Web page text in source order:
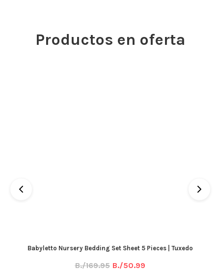
Productos en oferta
Babyletto Nursery Bedding Set Sheet 5 Pieces | Tuxedo
B./169.95 B./50.99